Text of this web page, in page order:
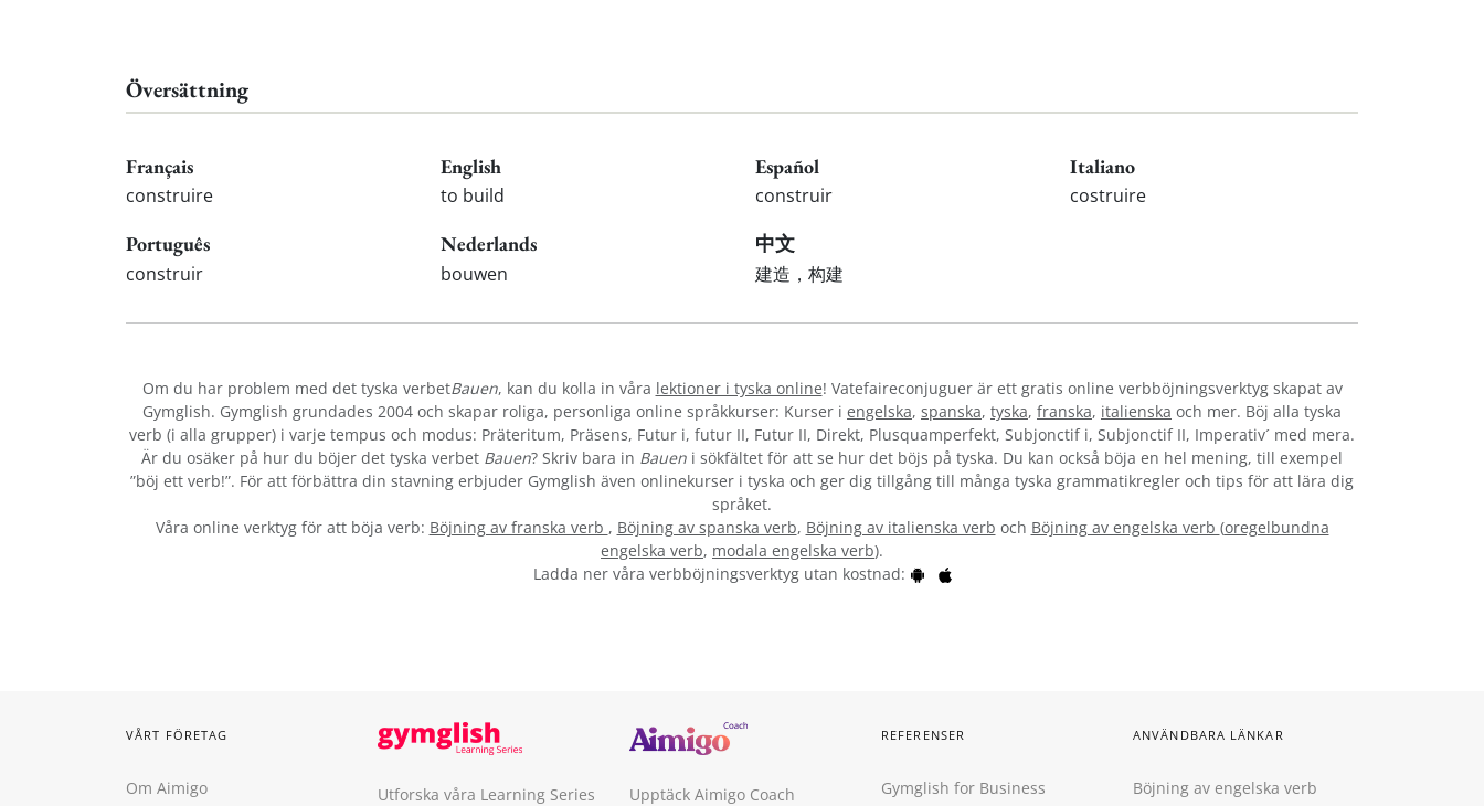
Översättning
Français
construire
English
to build
Español
construir
Italiano
costruire
Português
construir
Nederlands
bouwen
中文
建造，构建
Om du har problem med det tyska verbetBauen, kan du kolla in våra lektioner i tyska online! Vatefaireconjuguer är ett gratis online verbböjningsverktyg skapat av
Gymglish. Gymglish grundades 2004 och skapar roliga, personliga online språkkurser: Kurser i engelska, spanska, tyska, franska, italienska och mer. Böj alla tyska
verb (i alla grupper) i varje tempus och modus: Präteritum, Präsens, Futur i, futur II, Futur II, Direkt, Plusquamperfekt, Subjonctif i, Subjonctif II, Imperativ´ med mera.
Är du osäker på hur du böjer det tyska verbet Bauen? Skriv bara in Bauen i sökfältet för att se hur det böjs på tyska. Du kan också böja en hel mening, till exempel
”böj ett verb!”. För att förbättra din stavning erbjuder Gymglish även onlinekurser i tyska och ger dig tillgång till många tyska grammatikregler och tips för att lära dig
språket.
Våra online verktyg för att böja verb: Böjning av franska verb , Böjning av spanska verb, Böjning av italienska verb och Böjning av engelska verb (oregelbundna
engelska verb, modala engelska verb).
Ladda ner våra verbböjningsverktyg utan kostnad:
VÅRT FÖRETAG
Om Aimigo
Utforska våra Learning Series
Upptäck Aimigo Coach
REFERENSER
Gymglish for Business
ANVÄNDBARA LÄNKAR
Böjning av engelska verb